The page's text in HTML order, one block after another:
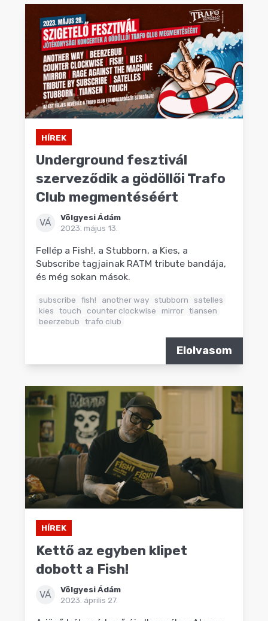
HÍREK
Underground fesztivál
szerveződik a gödöllői Trafo
Club megmentéséért
VÁ
Völgyesi Ádám
2023. május 13.
Fellép a Fish!, a Stubborn, a Kies, a
Subscribe tagjainak RATM tribute bandája,
és még sokan mások.
subscribe fish! another way stubborn
satelles
kies
touch counter clockwise mirror tiansen
beerzebub
trafo club
Elolvasom
HÍREK
Kettő az egyben klipet
dobott a Fish!
VÁ
Völgyesi Ádám
2023. április 27.